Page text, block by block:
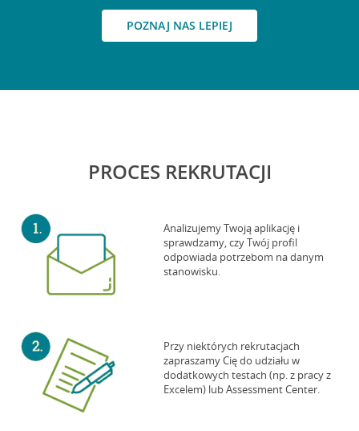
POZNAJ NAS LEPIEJ
PROCES REKRUTACJI
Analizujemy Twoją aplikację i
sprawdzamy, czy Twój profil
odpowiada potrzebom na danym
stanowisku.
Przy niektórych rekrutacjach
zapraszamy Cię do udziału w
dodatkowych testach (np. z pracy z
Excelem) lub Assessment Center.